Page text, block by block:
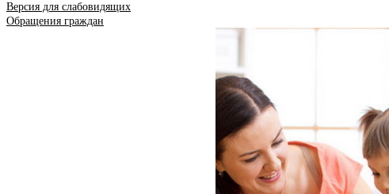
Версия для слабовидящих
Обращения граждан